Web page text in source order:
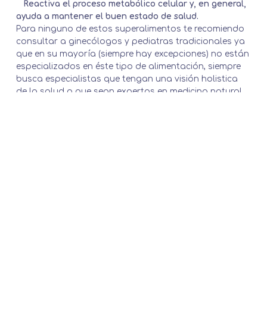
Reactiva el proceso metabólico celular y, en general,
ayuda a mantener el buen estado de salud.
Para ninguno de estos superalimentos te recomiendo
consultar a ginecólogos y pediatras tradicionales ya
que en su mayoría (siempre hay excepciones) no están
especializados en éste tipo de alimentación, siempre
busca especialistas que tengan una visión holistica
de la salud o que sean expertos en medicina natural